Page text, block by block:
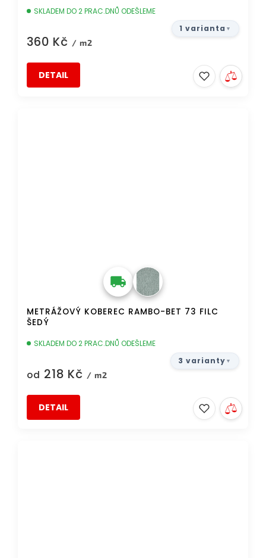
SKLADEM DO 2 PRAC.DNŮ ODEŠLEME
360 Kč / m2
DETAIL
1 varianta
METRÁŽOVÝ KOBEREC RAMBO-BET 73 FILC
ŠEDÝ
SKLADEM DO 2 PRAC.DNŮ ODEŠLEME
od 218 Kč / m2
DETAIL
3 varianty